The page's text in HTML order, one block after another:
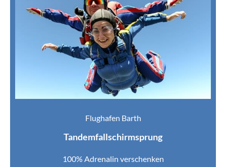
Flughafen Barth
Tandemfallschirmsprung
100% Adrenalin verschenken